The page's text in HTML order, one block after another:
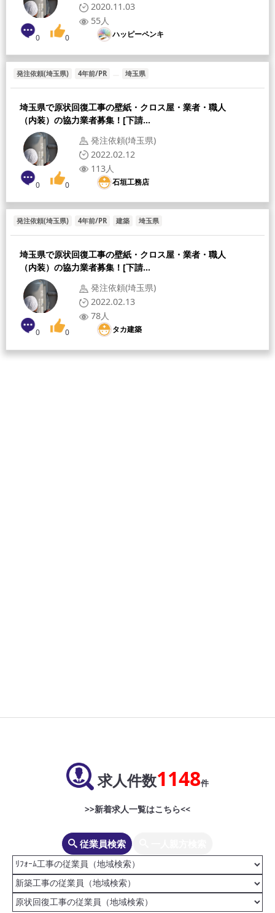
2020.11.03
55人
[採用人数]
ハッピーペンキ
0 0
発注依頼(埼玉県) 4年前/PR 埼玉県
埼玉県で原状回復工事の壁紙・クロス屋・業者・職人
（内装）の協力業者募集！[下請...
発注依頼(埼玉県)
2022.02.12
113人
[採用人数]
石垣工務店
0 0
発注依頼(埼玉県) 4年前/PR 建築 埼玉県
埼玉県で原状回復工事の壁紙・クロス屋・業者・職人
（内装）の協力業者募集！[下請...
発注依頼(埼玉県)
2022.02.13
78人
タカ建築
0 0
求人件数1148件
>>新着求人一覧はこちら<<
従業員検索